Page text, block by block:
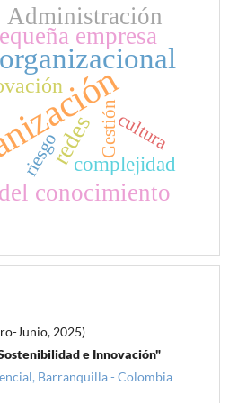
empresa
conocimiento
redes
Administración
complejidad
Gestión
riesgo cultura
Junio, 2025)
e Innovación"
Barranquilla - Colombia